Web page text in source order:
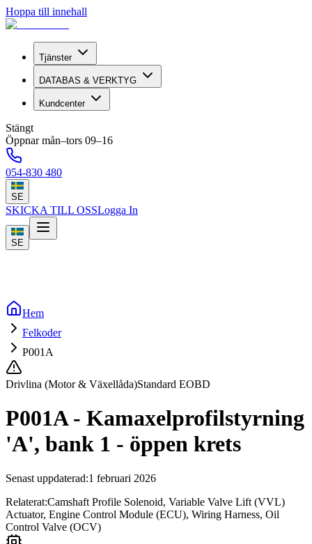
Hoppa till innehall
Tjänster
DATABAS & VERKTYG
Kundcenter
Stängt
Öppnar mån–tors 09–16
054-830 480
SE
SKICKA TILL OSSLogga In
SE
Hem
Felkoder
P001A
Drivlina (Motor & Växellåda)Standard EOBD
P001A - Kamaxelprofilstyrning
'A', bank 1 - öppen krets
Senast uppdaterad:1 februari 2026
Relaterat:Camshaft Profile Solenoid, Variable Valve Lift (VVL)
Actuator, Engine Control Module (ECU), Wiring Harness, Oil
Control Valve (OCV)